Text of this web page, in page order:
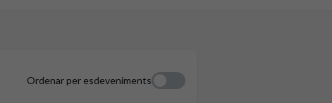
Ordenar per esdeveniments